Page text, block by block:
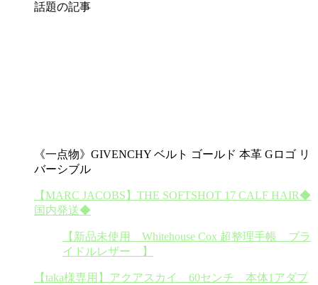
話題の記事
《一点物》GIVENCHY ベルト ゴールド 本革 Gロゴ リ
バーシブル
【MARC JACOBS】THE SOFTSHOT 17 CALF HAIR◆
国内発送◆
【新品未使用 Whitehouse Cox 超整理手帳 ブラ
イドルレザー 】
【taka様専用】アクアスカイ 60センチ 本体1アダプ